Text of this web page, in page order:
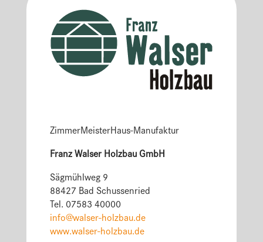
ZimmerMeisterHaus-Manufaktur
Franz Walser Holzbau GmbH
Sägmühlweg 9
88427 Bad Schussenried
Tel. 07583 40000
info@walser-holzbau.de
www.walser-holzbau.de